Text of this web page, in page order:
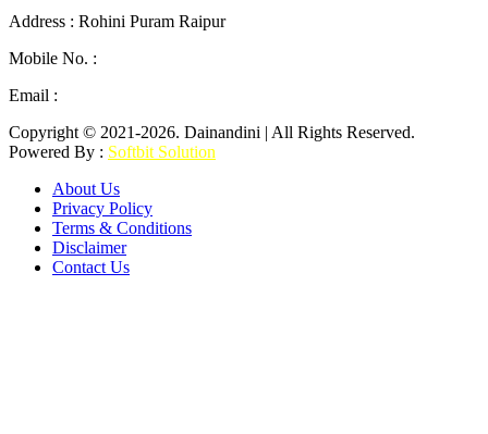
Address : Rohini Puram Raipur
Mobile No. :
Email :
Copyright © 2021-2026. Dainandini | All Rights Reserved.
Powered By : Softbit Solution
About Us
Privacy Policy
Terms & Conditions
Disclaimer
Contact Us